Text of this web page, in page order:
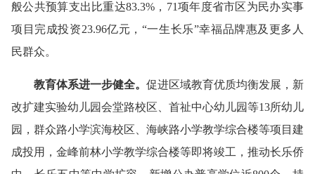
般公共预算支出比重达83.3%，71项年度省市区为民办实事
项目完成投资23.96亿元，“一生长乐”幸福品牌惠及更多人
民群众。
教育体系进一步健全。 促进区域教育优质均衡发展，新
改扩建实验幼儿园会堂路校区、首祉中心幼儿园等13所幼儿
园，群众路小学滨海校区、海峡路小学教学综合楼等项目建
成投用，金峰前林小学教学综合楼等即将竣工，推动长乐侨